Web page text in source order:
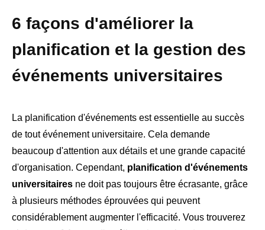
6 façons d'améliorer la
planification et la gestion des
événements universitaires
La planification d'événements est essentielle au succès
de tout événement universitaire. Cela demande
beaucoup d'attention aux détails et une grande capacité
d'organisation. Cependant, planification d'événements
universitaires ne doit pas toujours être écrasante, grâce
à plusieurs méthodes éprouvées qui peuvent
considérablement augmenter l'efficacité. Vous trouverez